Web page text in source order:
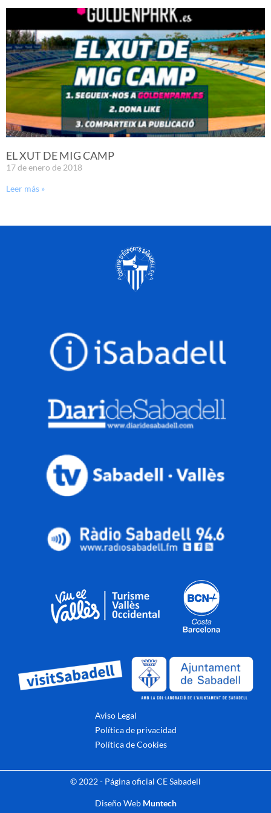
EL XUT DE MIG CAMP
17 de enero de 2018
Leer más »
Aviso Legal
Política de privacidad
Política de Cookies
© 2022 - Página oficial CE Sabadell
Diseño Web Muntech